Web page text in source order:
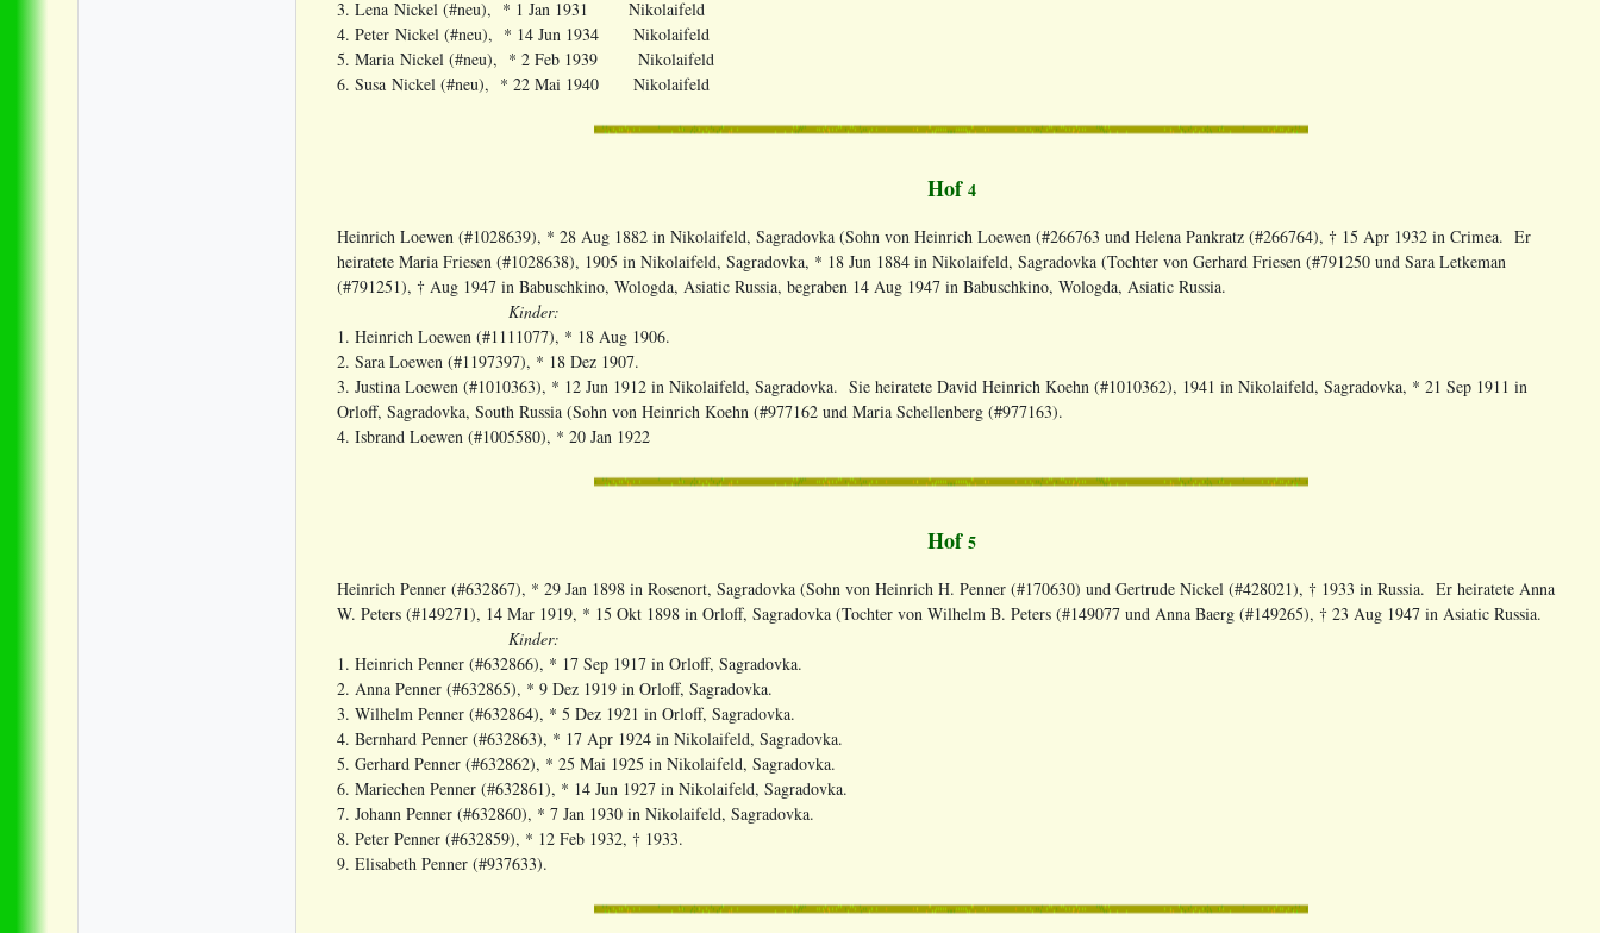
3. Lena Nickel (#neu), * 1 Jan 1931 Nikolaifeld
4. Peter Nickel (#neu), * 14 Jun 1934 Nikolaifeld
5. Maria Nickel (#neu), * 2 Feb 1939 Nikolaifeld
6. Susa Nickel (#neu), * 22 Mai 1940 Nikolaifeld
Hof4
Heinrich Loewen (#1028639), * 28 Aug 1882 in Nikolaifeld, Sagradovka (Sohn von Heinrich Loewen (#266763 und Helena Pankratz (#266764), † 15 Apr 1932 in Crimea. Er
heiratete Maria Friesen (#1028638), 1905 in Nikolaifeld, Sagradovka, * 18 Jun 1884 in Nikolaifeld, Sagradovka (Tochter von Gerhard Friesen (#791250 und Sara Letkeman
(#791251), † Aug 1947 in Babuschkino, Wologda, Asiatic Russia, begraben 14 Aug 1947 in Babuschkino, Wologda, Asiatic Russia.
Kinder:
1. Heinrich Loewen (#1111077), * 18 Aug 1906.
2. Sara Loewen (#1197397), * 18 Dez 1907.
3. Justina Loewen (#1010363), * 12 Jun 1912 in Nikolaifeld, Sagradovka. Sie heiratete David Heinrich Koehn (#1010362), 1941 in Nikolaifeld, Sagradovka, * 21 Sep 1911 in
Orloff, Sagradovka, South Russia (Sohn von Heinrich Koehn (#977162 und Maria Schellenberg (#977163).
4. Isbrand Loewen (#1005580), * 20 Jan 1922
Hof5
Heinrich Penner (#632867), * 29 Jan 1898 in Rosenort, Sagradovka (Sohn von Heinrich H. Penner (#170630) und Gertrude Nickel (#428021), † 1933 in Russia. Er heiratete Anna
W. Peters (#149271), 14 Mar 1919, * 15 Okt 1898 in Orloff, Sagradovka (Tochter von Wilhelm B. Peters (#149077 und Anna Baerg (#149265), † 23 Aug 1947 in Asiatic Russia.
Kinder:
1. Heinrich Penner (#632866), * 17 Sep 1917 in Orloff, Sagradovka.
2. Anna Penner (#632865), * 9 Dez 1919 in Orloff, Sagradovka.
3. Wilhelm Penner (#632864), * 5 Dez 1921 in Orloff, Sagradovka.
4. Bernhard Penner (#632863), * 17 Apr 1924 in Nikolaifeld, Sagradovka.
5. Gerhard Penner (#632862), * 25 Mai 1925 in Nikolaifeld, Sagradovka.
6. Mariechen Penner (#632861), * 14 Jun 1927 in Nikolaifeld, Sagradovka.
7. Johann Penner (#632860), * 7 Jan 1930 in Nikolaifeld, Sagradovka.
8. Peter Penner (#632859), * 12 Feb 1932, † 1933.
9. Elisabeth Penner (#937633).